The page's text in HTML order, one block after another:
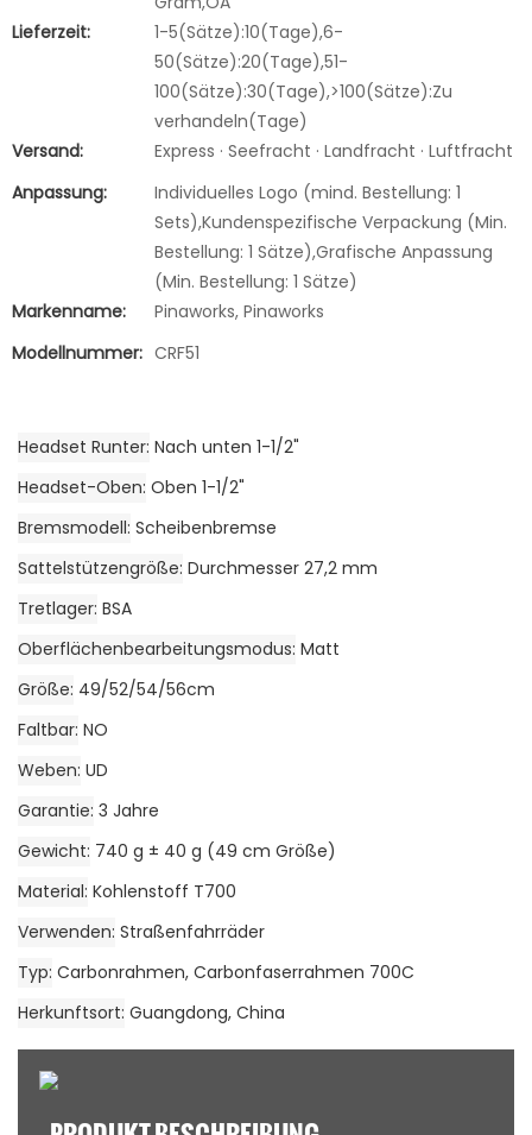
Lieferzeit:
1-5(Sätze):10(Tage),6-
50(Sätze):20(Tage),51-
100(Sätze):30(Tage),>100(Sätze):Zu
verhandeln(Tage)
Versand:
Express · Seefracht · Landfracht · Luftfracht
Anpassung:
Individuelles Logo (mind. Bestellung: 1
Sets),Kundenspezifische Verpackung (Min.
Bestellung: 1 Sätze),Grafische Anpassung
(Min. Bestellung: 1 Sätze)
Markenname:
Pinaworks, Pinaworks
Modellnummer: CRF51
Headset Runter Nach unten 1-1/2"
Headset-Oben Oben 1-1/2"
Bremsmodell Scheibenbremse
Sattelstützengröße Durchmesser 27,2 mm
Tretlager BSA
Oberflächenbearbeitungsmodus Matt
Größe 49/52/54/56cm
Faltbar NO
Weben UD
Garantie 3 Jahre
Gewicht 740 g ± 40 g (49 cm Größe)
Material Kohlenstoff T700
Verwenden Straßenfahrräder
Typ Carbonrahmen, Carbonfaserrahmen 700C
Herkunftsort Guangdong, China